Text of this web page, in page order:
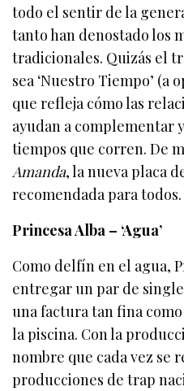
todo el sentir de la
tanto han denostado los
tradicionales. Quizás el
sea ‘Nuestro Tiempo’ (a
que refleja cómo las
ayudan a complementar
tiempos que corren. De
Amanda, la nueva placa
recomendada para todos.
Princesa Alba – ‘Agua’
Como delfín en el agua,
entregar un par de
una factura tan fina
la piscina. Con la
nombre que cada vez se
producciones de trap